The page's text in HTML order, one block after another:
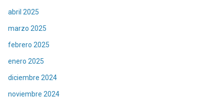
abril 2025
marzo 2025
febrero 2025
enero 2025
diciembre 2024
noviembre 2024